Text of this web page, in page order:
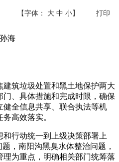
【字体： 大 中 小】 打印
海
筑垃圾处置和黑土地保护两大
、具体措施和完成时限，确保
全信息共享、联合执法等机
高效落实。
行动统一到上级决策部署上
，南阳沟黑臭水体整治问题，
为重点，明确相关部门统筹落